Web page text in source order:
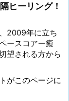
ヒーリング！
2009年に立ち
ースコアー癒
望される方から
がこのページに